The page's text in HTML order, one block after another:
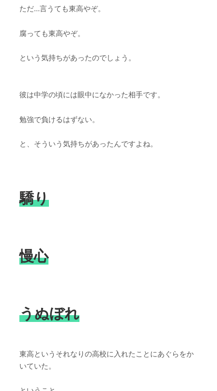
ただ…言うても東高やぞ。
腐っても東高やぞ。
という気持ちがあったのでしょう。
彼は中学の頃には眼中になかった相手です。
勉強で負けるはずない。
と、そういう気持ちがあったんですよね。
驕り
慢心
うぬぼれ
東高というそれなりの高校に入れたことにあぐらをか
いていた。